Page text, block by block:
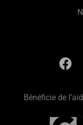
Bénéficie de